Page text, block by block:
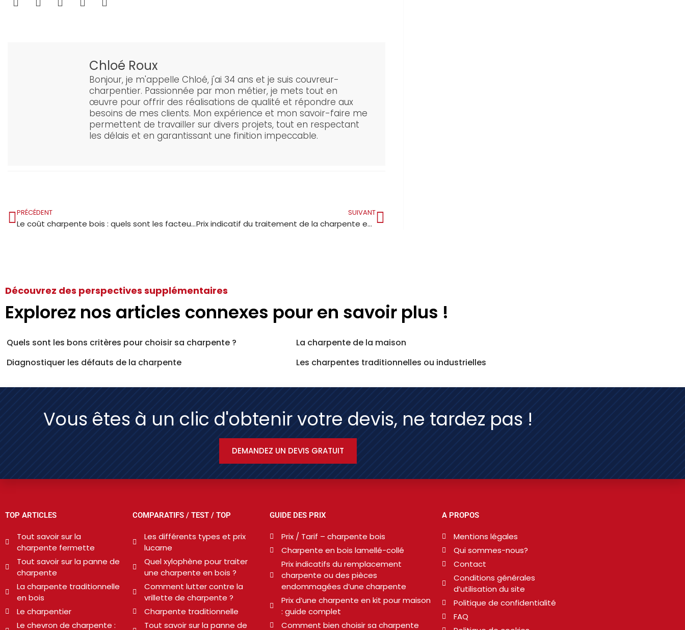
Chloé Roux
Bonjour, je m'appelle Chloé, j'ai 34 ans et je suis couvreur-
charpentier. Passionnée par mon métier, je mets tout en
œuvre pour offrir des réalisations de qualité et répondre aux
besoins de mes clients. Mon expérience et mon savoir-faire me
permettent de travailler sur divers projets, tout en respectant
les délais et en garantissant une finition impeccable.
PRÉCÉDENT
Le coût charpente bois : quels sont les facteurs déterminants ?
SUIVANT
Prix indicatif du traitement de la charpente en bois
Découvrez des perspectives supplémentaires
Explorez nos articles connexes pour en savoir plus !
Quels sont les bons critères pour choisir sa charpente ?
La charpente de la maison
Diagnostiquer les défauts de la charpente
Les charpentes traditionnelles ou industrielles
Vous êtes à un clic d'obtenir votre devis, ne tardez pas !
DEMANDEZ UN DEVIS GRATUIT
TOP ARTICLES
Tout savoir sur la
charpente fermette
Tout savoir sur la panne de
charpente
La charpente traditionnelle
en bois
Le charpentier
Le chevron de charpente :
COMPARATIFS / TEST / TOP
Les différents types et prix
lucarne
Quel xylophène pour traiter
une charpente en bois ?
Comment lutter contre la
vrillette de charpente ?
Charpente traditionnelle
Tout savoir sur la panne de
GUIDE DES PRIX
Prix / Tarif – charpente bois
Charpente en bois lamellé-collé
Prix indicatifs du remplacement
charpente ou des pièces
endommagées d’une charpente
Prix d’une charpente en kit pour maison
: guide complet
Comment bien choisir sa charpente
A PROPOS
Mentions légales
Qui sommes-nous?
Contact
Conditions générales
d’utilisation du site
Politique de confidentialité
FAQ